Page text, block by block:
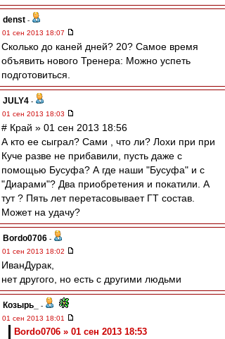
denst -
01 сен 2013 18:07
Сколько до каней дней? 20? Самое время
объявить нового Тренера: Можно успеть
подготовиться.
JULY4 -
01 сен 2013 18:03
# Край » 01 сен 2013 18:56
А кто ее сыграл? Сами , что ли? Лохи при при
Куче разве не прибавили, пусть даже с
помощью Бусуфа? А где наши "Бусуфа" и с
"Диарами"? Два приобретения и покатили. А
тут ? Пять лет перетасовывает ГТ состав.
Может на удачу?
Bordo0706 -
01 сен 2013 18:02
ИванДурак,
нет другого, но есть с другими людьми
Козырь_
-
01 сен 2013 18:01
Bordo0706 » 01 сен 2013 18:53